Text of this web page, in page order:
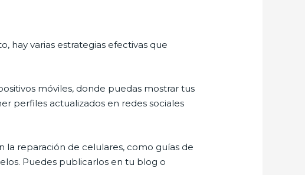
hay varias estrategias efectivas que
móviles, donde puedas mostrar tus
perfiles actualizados en redes sociales
reparación de celulares, como guías de
Puedes publicarlos en tu blog o